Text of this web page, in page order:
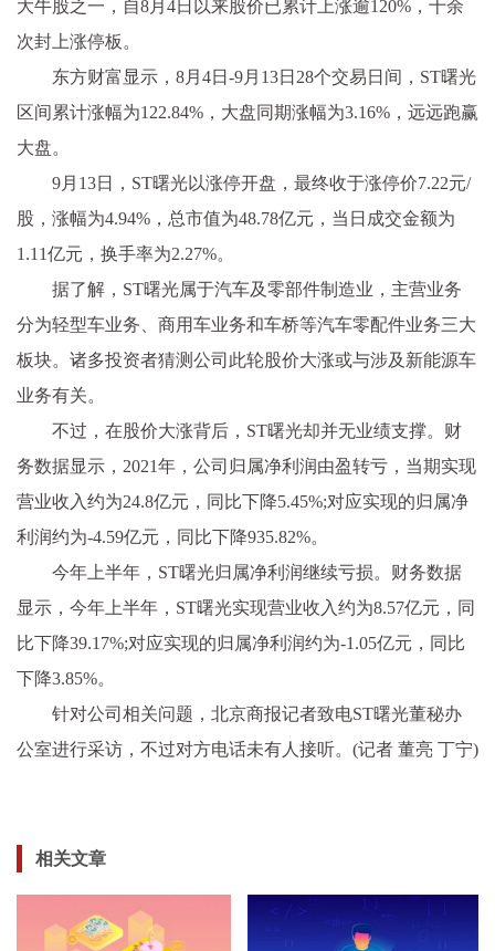
大牛股之一，自8月4日以来股价已累计上涨逾120%，十余
次封上涨停板。
东方财富显示，8月4日-9月13日28个交易日间，ST曙光
区间累计涨幅为122.84%，大盘同期涨幅为3.16%，远远跑赢
大盘。
9月13日，ST曙光以涨停开盘，最终收于涨停价7.22元/
股，涨幅为4.94%，总市值为48.78亿元，当日成交金额为
1.11亿元，换手率为2.27%。
据了解，ST曙光属于汽车及零部件制造业，主营业务
分为轻型车业务、商用车业务和车桥等汽车零配件业务三大
板块。诸多投资者猜测公司此轮股价大涨或与涉及新能源车
业务有关。
不过，在股价大涨背后，ST曙光却并无业绩支撑。财
务数据显示，2021年，公司归属净利润由盈转亏，当期实现
营业收入约为24.8亿元，同比下降5.45%;对应实现的归属净
利润约为-4.59亿元，同比下降935.82%。
今年上半年，ST曙光归属净利润继续亏损。财务数据
显示，今年上半年，ST曙光实现营业收入约为8.57亿元，同
比下降39.17%;对应实现的归属净利润约为-1.05亿元，同比
下降3.85%。
针对公司相关问题，北京商报记者致电ST曙光董秘办
公室进行采访，不过对方电话未有人接听。(记者 董亮 丁宁)
相关文章